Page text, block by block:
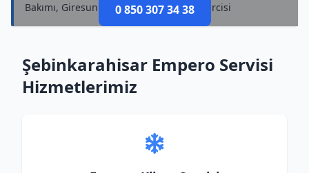
0 850 307 34 38
Bakımı, Giresun Empero Televizyon Tamircisi
Şebinkarahisar Empero Servisi
Hizmetlerimiz